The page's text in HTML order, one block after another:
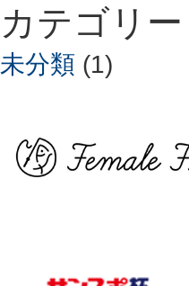
カテゴリー
未分類 (1)